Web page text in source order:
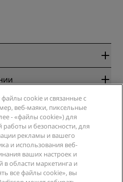
Approved
Radisson Rewards
файлы cookie и связанные с
веб-маяки, пиксельные
- «файлы cookie») для
и безопасности, для
рекламы и вашего
и использования веб-
ваших настроек и
области маркетинга и
все файлы cookie», вы